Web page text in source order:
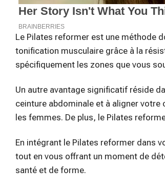
Le Pilates reformer est une méthode
tonification musculaire grâce à la
spécifiquement les zones que vous
Un autre avantage significatif réside
ceinture abdominale et à aligner
les femmes. De plus, le Pilates
En intégrant le Pilates reformer dans
tout en vous offrant un moment de
santé et de forme.